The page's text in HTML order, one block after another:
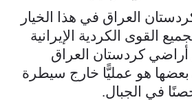
العراق في هذا الخيار
القوى الكردية الإيرانية
أراضي كردستان العراق
بعضها هو عمليًّا خارج سيطرة
في الجبال.